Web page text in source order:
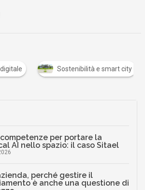
Sostenibilità e smart city
per portare la
AI nello spazio: il caso Sitael
perché gestire il
è anche una questione di